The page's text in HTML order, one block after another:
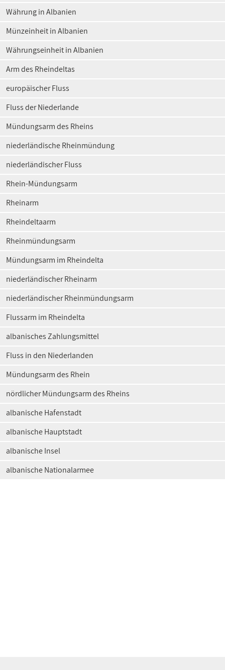
Währung in Albanien
Münzeinheit in Albanien
Währungseinheit in Albanien
Arm des Rheindeltas
europäischer Fluss
Fluss der Niederlande
Mündungsarm des Rheins
niederländische Rheinmündung
niederländischer Fluss
Rhein-Mündungsarm
Rheinarm
Rheindeltaarm
Rheinmündungsarm
Mündungsarm im Rheindelta
niederländischer Rheinarm
niederländischer Rheinmündungsarm
Flussarm im Rheindelta
albanisches Zahlungsmittel
Fluss in den Niederlanden
Mündungsarm des Rhein
nördlicher Mündungsarm des Rheins
albanische Hafenstadt
albanische Hauptstadt
albanische Insel
albanische Nationalarmee